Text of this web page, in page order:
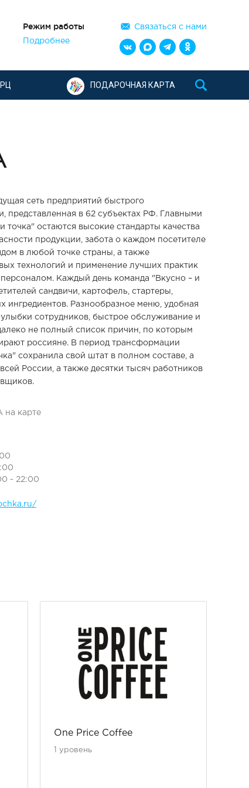
Режим работы
Подробнее
Связаться с нами
ПОДАРОЧНАЯ КАРТА
сеть предприятий быстрого
представленная в 62 субъектах РФ. Главными
точка" остаются высокие стандарты качества
продукции, забота о каждом посетителе
в любой точке страны, а также
технологий и применение лучших практик
Каждый день команда "Вкусно – и
сандвичи, картофель, стартеры,
ингредиентов. Разнообразное меню, удобная
улыбки сотрудников, быстрое обслуживание и
не полный список причин, по которым
россияне. В период трансформации
сохранила свой штат в полном составе, а
России, а также десятки тысяч работников
на карте
- 22:00
One Price Coffee
1 уровень